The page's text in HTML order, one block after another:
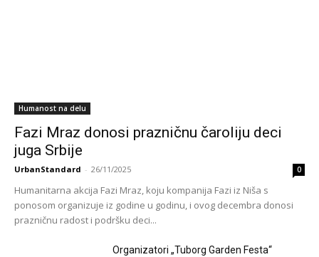
Humanost na delu
Fazi Mraz donosi prazničnu čaroliju deci
juga Srbije
UrbanStandard - 26/11/2025 0
Humanitarna akcija Fazi Mraz, koju kompanija Fazi iz Niša s
ponosom organizuje iz godine u godinu, i ovog decembra donosi
prazničnu radost i podršku deci...
Organizatori „Tuborg Garden Festa“